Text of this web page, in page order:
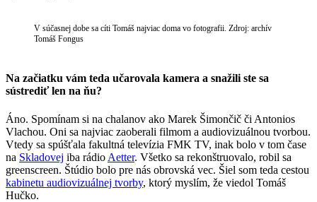
V súčasnej dobe sa cíti Tomáš najviac doma vo fotografii. Zdroj: archív
Tomáš Fongus
Na začiatku vám teda učarovala kamera a snažili ste sa
sústrediť len na ňu?
Áno. Spomínam si na chalanov ako Marek Šimončič či Antonios
Vlachou. Oni sa najviac zaoberali filmom a audiovizuálnou tvorbou.
Vtedy sa spúšťala fakultná televízia FMK TV, inak bolo v tom čase
na Skladovej iba rádio Aetter. Všetko sa rekonštruovalo, robil sa
greenscreen. Štúdio bolo pre nás obrovská vec. Šiel som teda cestou
kabinetu audiovizuálnej tvorby, ktorý myslím, že viedol Tomáš
Hučko.